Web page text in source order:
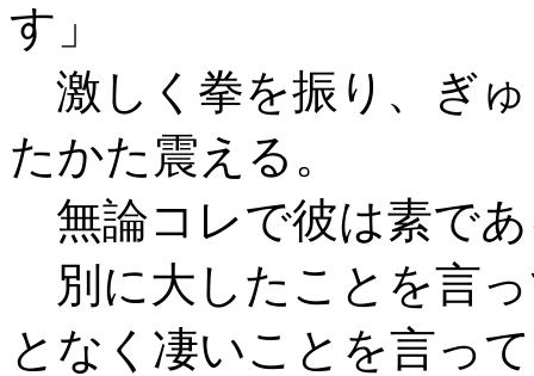
す」
激しく拳を振り、ぎ
たかた震える。
無論コレで彼は素で
別に大したことを言
となく凄いことを言っ